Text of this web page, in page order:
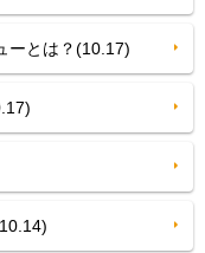
ーとは？(10.17)